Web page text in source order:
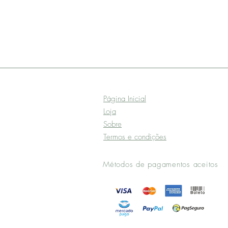
Página Inicial
Loja
Sobre
Termos e condições
Métodos de pagamentos aceitos